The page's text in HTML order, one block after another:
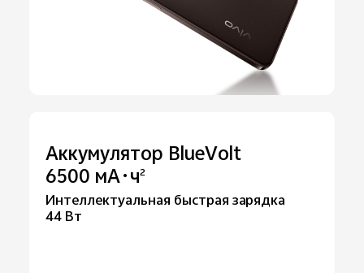
Аккумулятор BlueVolt
6500 мА·ч2
Интеллектуальная быстрая зарядка
44 Вт